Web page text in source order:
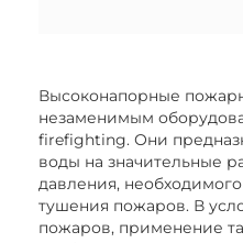
Высоконапорные
незаменимым
firefighting. Они
воды на значительные
давления,
тушения пожаров. В
пожаров, применение